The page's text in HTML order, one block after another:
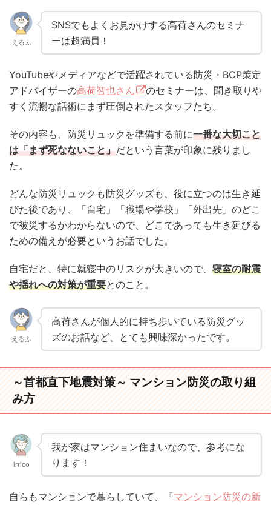
えるふ
SNSでもよくお見かけする高荷さんのセミナ
ーは超満員！
YouTubeやメディアなどで活躍されている防災・BCP策定
アドバイザーの高荷智也さん
のセミナーは、聞き取りや
すく流暢な話術にまず圧倒されたスタッフたち。
その内容も、防災リュックを準備する前に一番な大切こと
は「まず死なないこと」だという言葉が印象に残りまし
た。
どんな防災リュックも防災グッズも、役に立つのは生き延
びた後であり、「自宅」「職場や学校」「外出先」のどこ
で被災するかわからないので、どこであっても生き延びる
ための備えが必要というお話でした。
自宅だと、特に就寝中のリスクが大きいので、 寝室の耐震
や揺れへの対策が重要とのこと。
えるふ
高荷さんが個人的に持ち歩いている防災グッ
ズのお話など、とても興味深かったです。
～首都直下地震対策～ マンション防災の取り組
み方
irrico
我が家はマンション住まいなので、参考にな
ります！
自らもマンションで暮らしていて、『マンション防災の新